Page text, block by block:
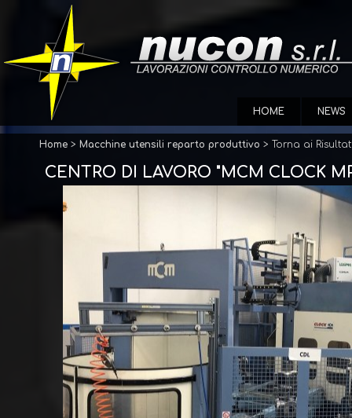
HOME NEWS
Home > Macchine utensili reparto produttivo > Torna ai
CENTRO DI LAVORO "MCM CLOCK